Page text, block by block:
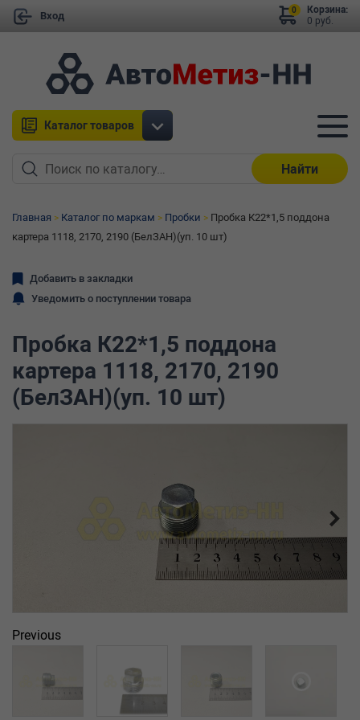
Вход
Корзина:
0 руб.
0
Каталог товаров
Найти
Главная Каталог по маркам Пробки
Пробка К22*1,5 поддона
картера 1118, 2170, 2190 (БелЗАН)(уп. 10 шт)
Добавить в закладки
Уведомить о поступлении товара
Пробка К22*1,5 поддона
картера 1118, 2170, 2190
(БелЗАН)(уп. 10 шт)
Previous